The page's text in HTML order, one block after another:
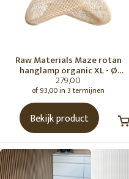
Raw Materials Maze rotan
hanglamp organic XL - Ø
75x31 cm
279,00
of 93,00 in 3 termijnen
Bekijk product